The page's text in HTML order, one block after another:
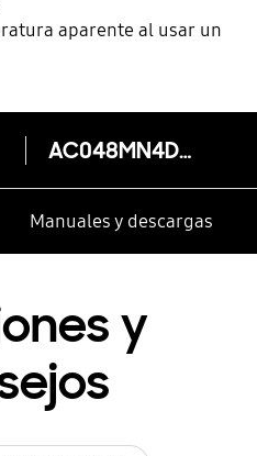
aparente al usar un
AC048MN4DKH/VN
Manuales y descargas
y